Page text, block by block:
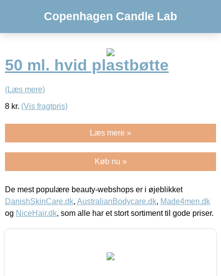
Copenhagen Candle Lab
50 ml. hvid plastbøtte
(Læs mere)
8 kr. (Vis fragtpris)
Læs mere »
Køb nu »
De mest populære beauty-webshops er i øjeblikket
DanishSkinCare.dk, AustralianBodycare.dk, Made4men.dk
og NiceHair.dk, som alle har et stort sortiment til gode priser.